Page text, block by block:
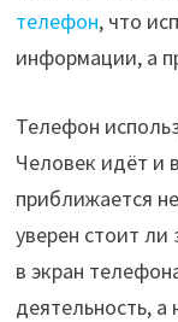
телефон, что
информации, а
Телефон
Человек идёт и
приближается
уверен стоит ли
в экран
деятельность,